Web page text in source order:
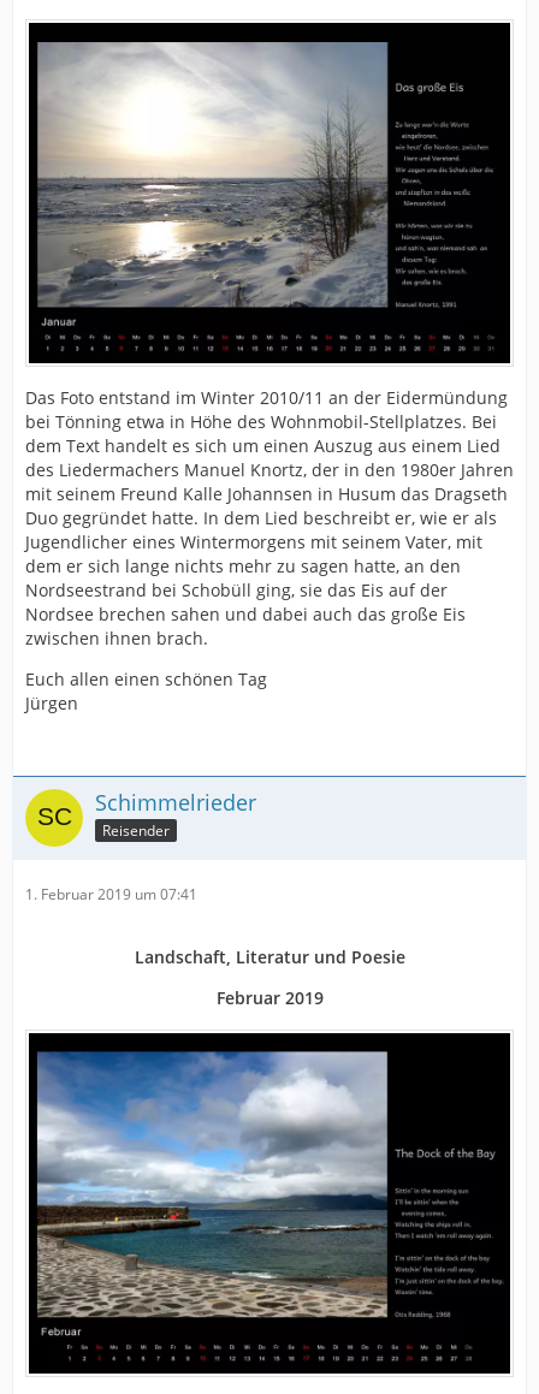
Das Foto entstand im Winter 2010/11 an der Eidermündung
bei Tönning etwa in Höhe des Wohnmobil-Stellplatzes. Bei
dem Text handelt es sich um einen Auszug aus einem Lied
des Liedermachers Manuel Knortz, der in den 1980er Jahren
mit seinem Freund Kalle Johannsen in Husum das Dragseth
Duo gegründet hatte. In dem Lied beschreibt er, wie er als
Jugendlicher eines Wintermorgens mit seinem Vater, mit
dem er sich lange nichts mehr zu sagen hatte, an den
Nordseestrand bei Schobüll ging, sie das Eis auf der
Nordsee brechen sahen und dabei auch das große Eis
zwischen ihnen brach.
Euch allen einen schönen Tag
Jürgen
Schimmelrieder
Reisender
1. Februar 2019 um 07:41
Landschaft, Literatur und Poesie
Februar 2019